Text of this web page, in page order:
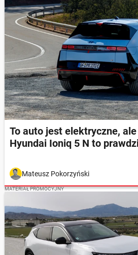
To auto jest elektryczne,
Hyundai Ioniq 5 N to
Mateusz Pokorzyński
MATERIAŁ PROMOCYJNY